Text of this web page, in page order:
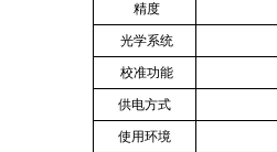
精度
光学系统
校准功能
供电方式
使用环境